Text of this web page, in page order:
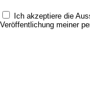
Ich akzeptiere die
Veröffentlichung meiner